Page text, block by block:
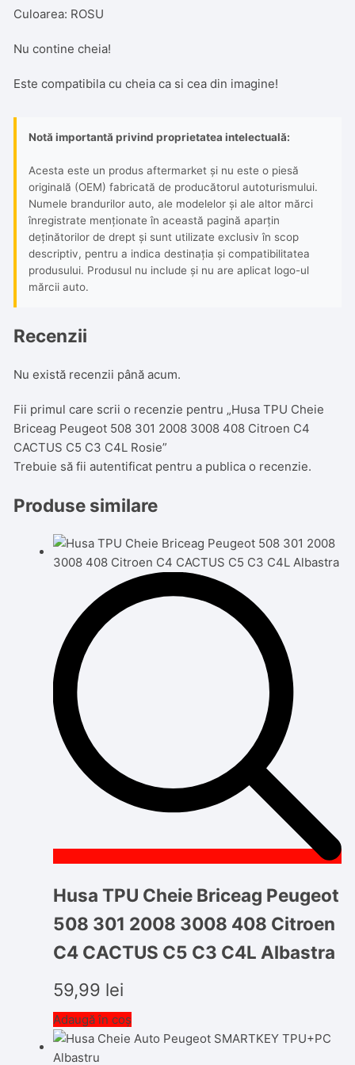
C5
C4L
Culoarea: ROSU
Nu contine cheia!
Este compatibila cu cheia ca si cea din imagine!
Notă importantă privind proprietatea intelectuală:
Acesta este un produs aftermarket și nu este o piesă
originală (OEM) fabricată de producătorul autoturismului.
Numele brandurilor auto, ale modelelor și ale altor mărci
înregistrate menționate în această pagină aparțin
deținătorilor de drept și sunt utilizate exclusiv în scop
descriptiv, pentru a indica destinația și compatibilitatea
produsului. Produsul nu include și nu are aplicat logo-ul
mărcii auto.
Recenzii
Nu există recenzii până acum.
Fii primul care scrii o recenzie pentru „Husa TPU Cheie
Briceag Peugeot 508 301 2008 3008 408 Citroen C4
CACTUS C5 C3 C4L Rosie”
Trebuie să fiiautentificat pentru a publica o recenzie.
Produse similare
Husa TPU Cheie Briceag Peugeot
508 301 2008 3008 408 Citroen
C4 CACTUS C5 C3 C4L Albastra
59,99 lei
Adaugă în coș